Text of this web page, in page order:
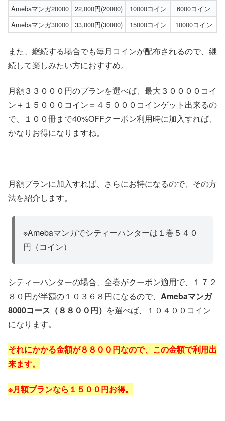
Amebaマンガ20000 22,000円(20000) 10000コイン
6000コイン
Amebaマンガ30000
33,000円(30000) 15000コイン 10000コイン
また、継続する場合でも毎月コインが配布されるので、継
続して楽しみたい方におすすめ。
月額３３０００円のプランを選べば、最大３００００コイ
ン＋１５０００コイン＝４５０００コインゲット出来るの
で、１００冊まで40%OFFクーポン利用時に加入すれば、
かなりお得になりますね。
月額プランに加入すれば、さらにお特になるので、その方
法を紹介します。
※Amebaマンガでシティーハンターは１巻５４０
円（コイン）
シティーハンターの場合、全巻がクーポン適用で、１７２
８０円が半額の１０３６８円になるので、 Amebaマンガ
8000コース（８８００円） を選べば、１０４００コイン
になります。
それにかかる金額が８８００円なので、この金額で利用出
来ます。
※月額プランなら１５ ００円お得。